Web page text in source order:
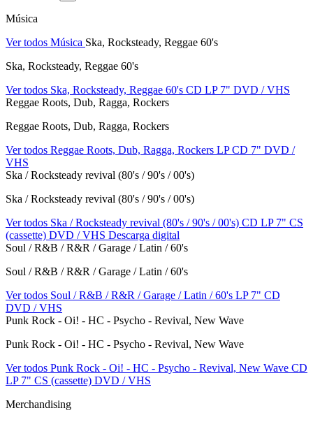
Música
Ver todos Música Ska, Rocksteady, Reggae 60's
Ska, Rocksteady, Reggae 60's
Ver todos Ska, Rocksteady, Reggae 60's CD LP 7" DVD / VHS
Reggae Roots, Dub, Ragga, Rockers
Reggae Roots, Dub, Ragga, Rockers
Ver todos Reggae Roots, Dub, Ragga, Rockers LPCD 7" DVD /
VHS
Ska / Rocksteady revival (80's / 90's / 00's)
Ska / Rocksteady revival (80's / 90's / 00's)
Ver todos Ska / Rocksteady revival (80's / 90's / 00's) CD LP 7" CS
(cassette) DVD / VHS Descarga digital
Soul / R&B / R&R / Garage / Latin / 60's
Soul / R&B / R&R / Garage / Latin / 60's
Ver todos Soul / R&B / R&R / Garage / Latin / 60's LP 7" CD
DVD / VHS
Punk Rock - Oi! - HC - Psycho - Revival, New Wave
Punk Rock - Oi! - HC - Psycho - Revival, New Wave
Ver todos Punk Rock - Oi! - HC - Psycho - Revival, New Wave CD
LP 7" CS (cassette) DVD / VHS
Merchandising